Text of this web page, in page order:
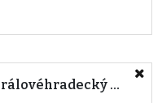
Hradec Králové (Okres, Královéhradecký kraj)